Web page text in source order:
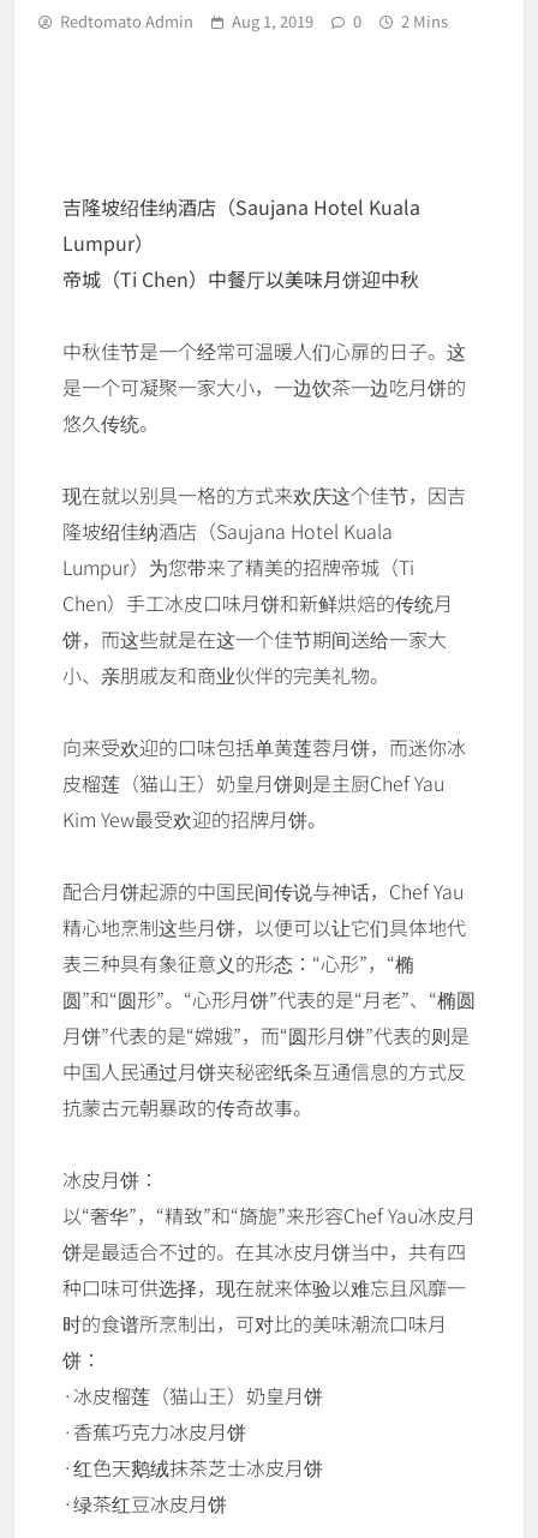
Redtomato Admin Aug 1, 2019 0 2 Mins
吉隆坡绍佳纳酒店（Saujana Hotel Kuala
Lumpur）
帝城（Ti Chen）中餐厅以美味月饼迎中秋
中秋佳节是一个经常可温暖人们心扉的日子。这
是一个可凝聚一家大小，一边饮茶一边吃月饼的
悠久传统。
现在就以别具一格的方式来欢庆这个佳节，因吉
隆坡绍佳纳酒店（Saujana Hotel Kuala
Lumpur）为您带来了精美的招牌帝城（Ti
Chen）手工冰皮口味月饼和新鲜烘焙的传统月
饼，而这些就是在这一个佳节期间送给一家大
小、亲朋戚友和商业伙伴的完美礼物。
向来受欢迎的口味包括单黄莲蓉月饼，而迷你冰
皮榴莲（猫山王）奶皇月饼则是主厨Chef Yau
Kim Yew最受欢迎的招牌月饼。
配合月饼起源的中国民间传说与神话，Chef Yau
精心地烹制这些月饼，以便可以让它们具体地代
表三种具有象征意义的形态：“心形”，“椭
圆”和“圆形”。“心形月饼”代表的是“月老”、“椭圆
月饼”代表的是“嫦娥”，而“圆形月饼”代表的则是
中国人民通过月饼夹秘密纸条互通信息的方式反
抗蒙古元朝暴政的传奇故事。
冰皮月饼：
以“奢华”，“精致”和“旖旎”来形容Chef Yau冰皮月
饼是最适合不过的。在其冰皮月饼当中，共有四
种口味可供选择，现在就来体验以难忘且风靡一
时的食谱所烹制出，可对比的美味潮流口味月
饼：
·冰皮榴莲（猫山王）奶皇月饼
·香蕉巧克力冰皮月饼
·红色天鹅绒抹茶芝士冰皮月饼
·绿茶红豆冰皮月饼